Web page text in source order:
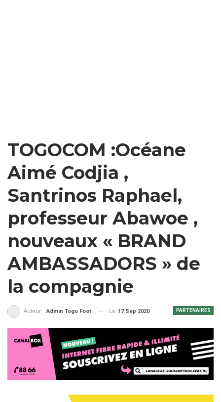
TOGOCOM :Océane
Aimé Codjia ,
Santrinos Raphael,
professeur Abawoe ,
nouveaux « BRAND
AMBASSADORS » de
la compagnie
PARTENAIRES
Auteur : Admin Togo Foot Le 17 Sep 2020